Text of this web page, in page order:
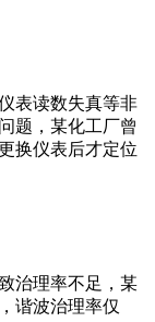
表读数失真等非
题，某化工厂曾
换仪表后才定位
治理率不足，某
谐波治理率仅